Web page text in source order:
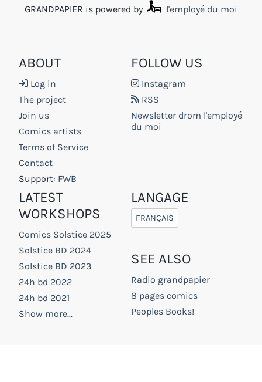
GRANDPAPIER is powered by l'employé du moi
ABOUT
Log in
The project
Join us
Comics artists
Terms of Service
Contact
Support: FWB
FOLLOW US
Instagram
RSS
Newsletter drom l'employé
du moi
LATEST
WORKSHOPS
Comics Solstice 2025
Solstice BD 2024
Solstice BD 2023
24h bd 2022
24h bd 2021
Show more...
LANGAGE
FRANÇAIS
SEE ALSO
Radio grandpapier
8 pages comics
Peoples Books!